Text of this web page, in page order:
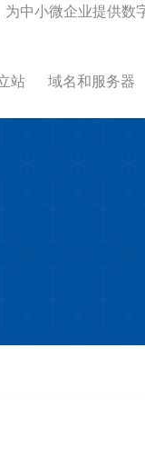
中小微企业提供数
站 域名和服务器